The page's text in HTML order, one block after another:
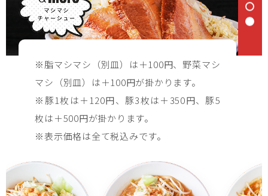
※脂マシマシ（別皿）は＋100円、野菜マシ
マシ（別皿）は＋100円が掛かります。
※豚1枚は＋120円、豚3枚は＋350円、豚5
枚は＋500円が掛かります。
※表示価格は全て税込みです。